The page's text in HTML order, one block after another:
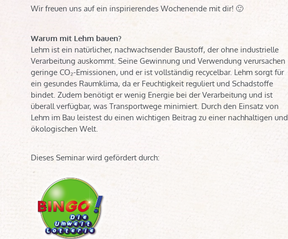
Wir freuen uns auf ein inspirierendes Wochenende mit dir! 🙂
Warum mit Lehm bauen?
Lehm ist ein natürlicher, nachwachsender Baustoff, der ohne industrielle
Verarbeitung auskommt. Seine Gewinnung und Verwendung verursachen
geringe CO₂-Emissionen, und er ist vollständig recycelbar. Lehm sorgt für
ein gesundes Raumklima, da er Feuchtigkeit reguliert und Schadstoffe
bindet. Zudem benötigt er wenig Energie bei der Verarbeitung und ist
überall verfügbar, was Transportwege minimiert. Durch den Einsatz von
Lehm im Bau leistest du einen wichtigen Beitrag zu einer nachhaltigen und
ökologischen Welt.
Dieses Seminar wird gefördert durch: